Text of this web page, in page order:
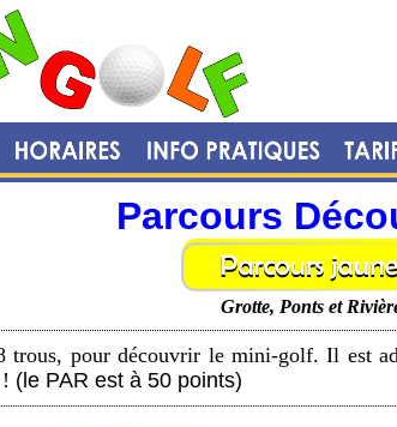
Parcours
Grotte, Ponts et
trous, pour découvrir le mini-golf. Il est
(le PAR est à 50 points)